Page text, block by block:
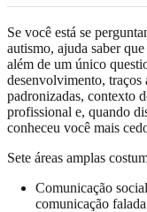
Se você está se
autismo, ajuda saber
além de um único
desenvolvimento, traços
padronizadas, contexto
profissional e, quando
conheceu você mais
Sete áreas amplas
Comunicação
comunicação